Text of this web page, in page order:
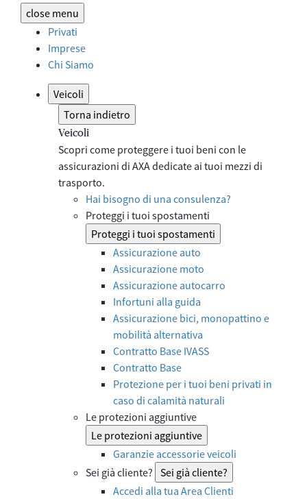
close menu
Privati
Imprese
Chi Siamo
Veicoli
Torna indietro
Veicoli
Scopri come proteggere i tuoi beni con le
assicurazioni di AXA dedicate ai tuoi mezzi di
trasporto.
Hai bisogno di una consulenza?
Proteggi i tuoi spostamenti
Proteggi i tuoi spostamenti
Assicurazione auto
Assicurazione moto
Assicurazione autocarro
Infortuni alla guida
Assicurazione bici, monopattino e
mobilità alternativa
Contratto Base IVASS
Contratto Base
Protezione per i tuoi beni privati in
caso di calamità naturali
Le protezioni aggiuntive
Le protezioni aggiuntive
Garanzie accessorie veicoli
Sei già cliente? Sei già cliente?
Accedi alla tua Area Clienti